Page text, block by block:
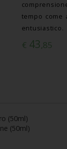
tempo come
entusiastico.
€ 43,85
(50ml)
(50ml)